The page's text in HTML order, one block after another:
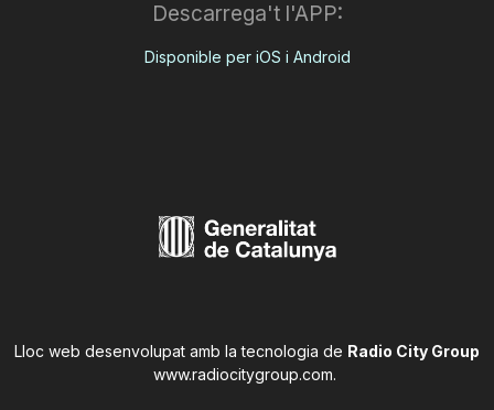
Descarrega't l'APP:
Disponible per iOS i Android
Lloc web desenvolupat amb la tecnologia de Radio City Group
www.radiocitygroup.com.